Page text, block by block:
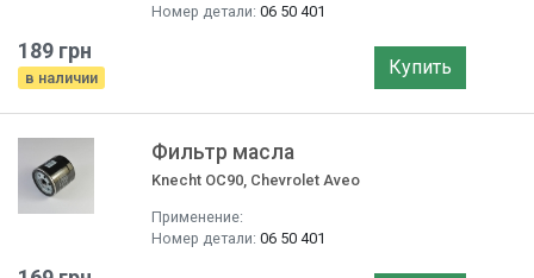
Номер детали: 06 50 401
189 грн
в наличии Купить
Фильтр маслa
Knecht OC90, Chevrolet Aveo
Применение:
Номер детали: 06 50 401